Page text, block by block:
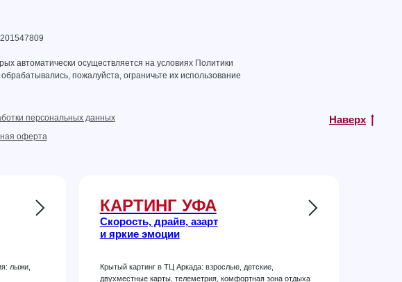
автоматически осуществляется на условиях Политики
пожалуйста, ограничьте их использование
персональных данных
оферта
Наверх
лыжи,
КАРТИНГ УФА
Скорость, драйв, азарт
и яркие эмоции
Крытый картинг в ТЦ Аркада: взрослые, детские,
двухместные карты, телеметрия, комфортная зона отдыха